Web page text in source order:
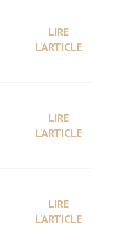
LIRE
L'ARTICLE
LIRE
L'ARTICLE
LIRE
L'ARTICLE